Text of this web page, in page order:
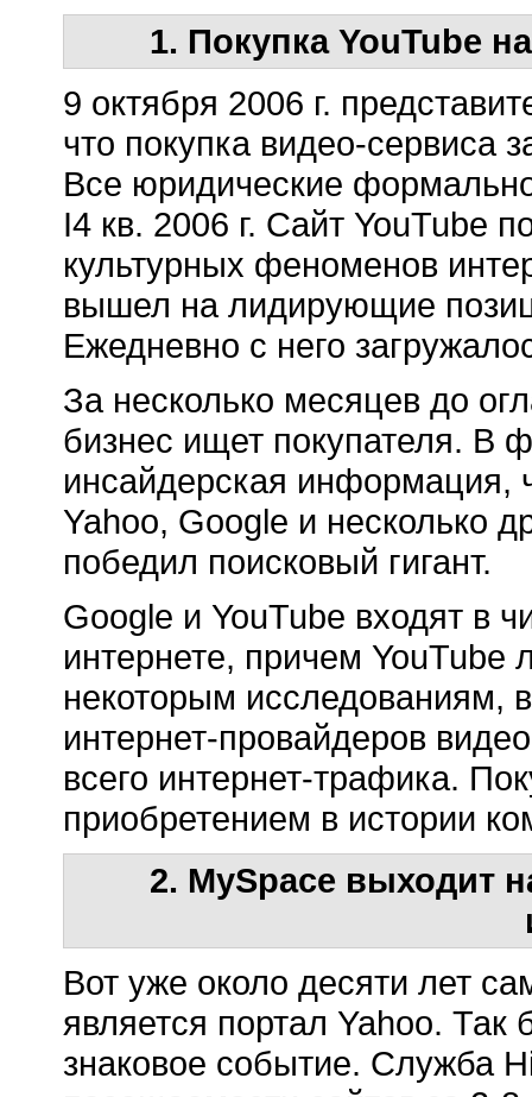
1. Покупка YouTube
9 октября 2006 г.
что покупка видео-
Все юридические
I4 кв. 2006 г. Сайт YouTube
культурных феноменов
вышел на лидирующие
Ежедневно с него
За несколько месяцев до
бизнес ищет покупателя. В
инсайдерская информация,
Yahoo, Google и несколько
победил поисковый гигант.
Google и YouTube входят в
интернете, причем
некоторым исследованиям,
интернет-провайдеров
всего интернет-трафика.
приобретением в истории
2. MySpace выходит
Вот уже около десяти лет
является портал Yahoo. Так
знаковое событие. Служба